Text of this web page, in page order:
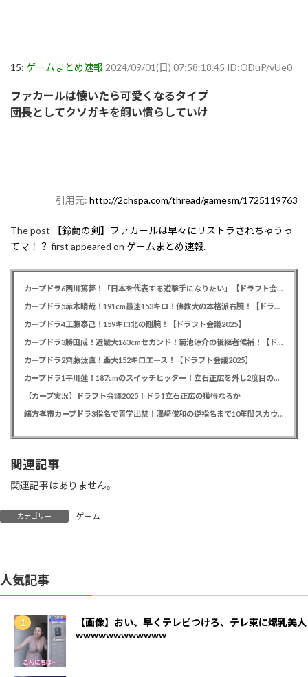
15: ゲームまとめ速報 2024/09/01(日) 07:58:18.45 ID:ODuP/vUe0
ファカールは懐いたら可愛くなるタイプ
団長としてクソガキを飼い慣らしていけ
引用元: http://2chspa.com/thread/gamesm/1725119763
The post
【鈴蘭の剣】ファカールは早々にリストラされちゃうっ
てマ！？ first appeared on ゲームまとめ速報.
カープドラ6西川篤夢！「日本を代表する遊撃手になりたい」【ドラフト会議2025】
カープドラ5赤木晴哉！191cm最速153キロ！佛教大の本格派右腕！【ドラフト会議2025】
カープドラ4工藤泰己！159キロ北の剛腕！【ドラフト会議2025】
カープドラ3勝田成！近畿大163cmセカンド！菊池涼介の後継者候補！【ドラフト会議2025】
カープドラ2齊藤汰直！亜大152キロエース！【ドラフト会議2025】
カープドラ1平川蓮！187cmのスイッチヒッター！立石正広を外し2度目の重複も新井監督がクジを引き当てる！【ドラフト会議2025】
【カープ実況】ドラフト会議2025！ドラ1立石正広の獲得なるか
緒方孝市カープドラ3指名で青学出禁！澤﨑俊和の逆指名まで10年間スカウト出禁
関連記事
関連記事はありません。
カテゴリー ゲーム
人気記事
【画像】おい、早くテレビつけろ、テレ東に爆乳美人
wwwwwwwwwwww